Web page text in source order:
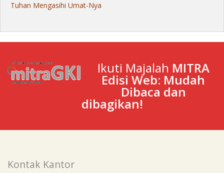
Tuhan Mengasihi Umat-Nya
Ikuti Majalah MITRA
Edisi Web: Mudah
Dibaca dan
dibagikan!
Kontak Kantor